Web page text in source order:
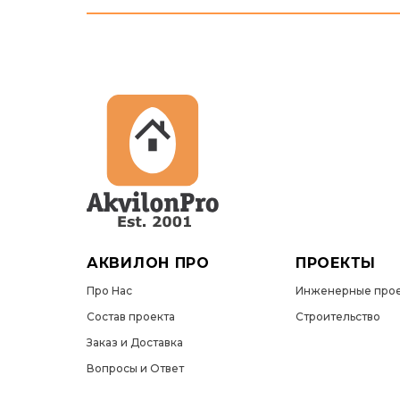
АКВИЛОН ПРО
Про Нас
Состав проекта
Заказ и Доставка
Вопросы и Ответ
ПРОЕКТЫ
Инженерные
Строительство